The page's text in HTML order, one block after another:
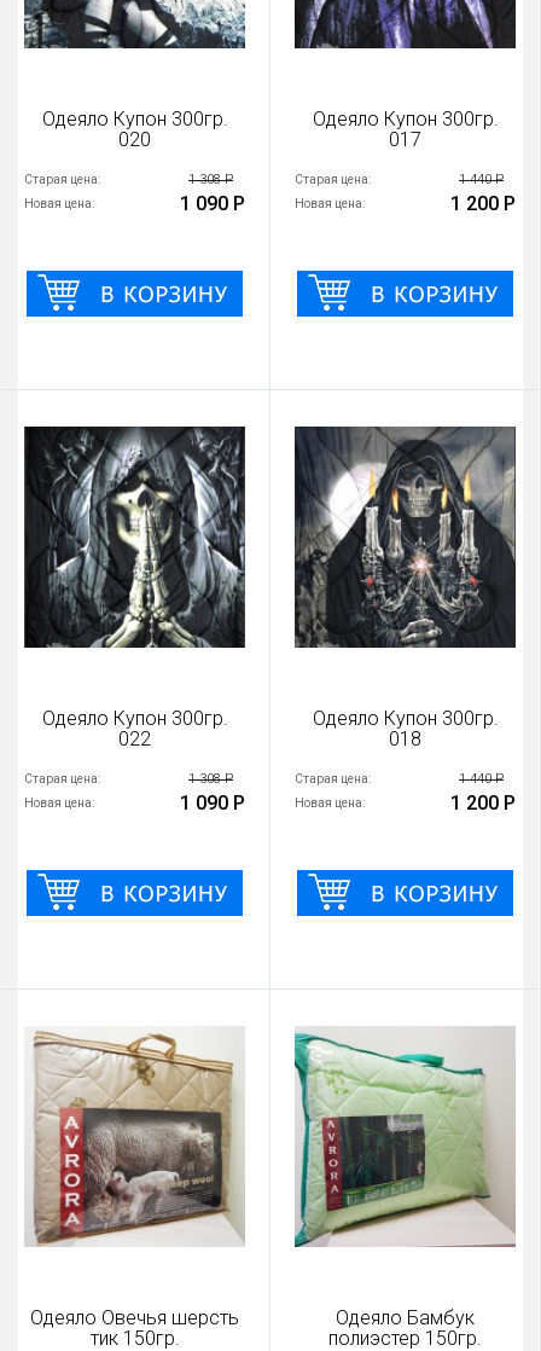
Одеяло Купон 300гр.
020
Старая цена: 1 308 Р
Новая цена: 1 090 Р
Одеяло Купон 300гр.
017
Старая цена: 1 440 Р
Новая цена: 1 200 Р
Одеяло Купон 300гр.
022
Старая цена: 1 308 Р
Новая цена: 1 090 Р
Одеяло Купон 300гр.
018
Старая цена: 1 440 Р
Новая цена: 1 200 Р
Одеяло Овечья шерсть
тик 150гр.
Одеяло Бамбук
полиэстер 150гр.